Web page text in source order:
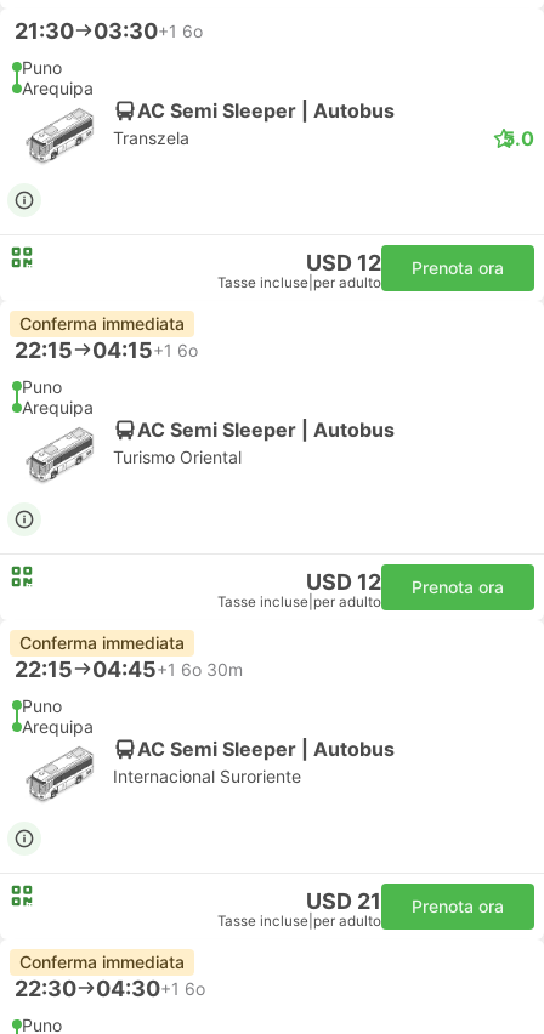
21:30 03:30+1 6o
Puno
Arequipa
AC Semi Sleeper | Autobus
Transzela 5.0
USD 12
Tasse incluse per adulto
Prenota ora
Conferma immediata
22:15 04:15+1 6o
Puno
Arequipa
AC Semi Sleeper | Autobus
Turismo Oriental
USD 12
Tasse incluse per adulto
Prenota ora
Conferma immediata
22:15 04:45+1 6o 30m
Puno
Arequipa
AC Semi Sleeper | Autobus
Internacional Suroriente
USD 21
Tasse incluse per adulto
Prenota ora
Conferma immediata
22:30 04:30+1 6o
Puno